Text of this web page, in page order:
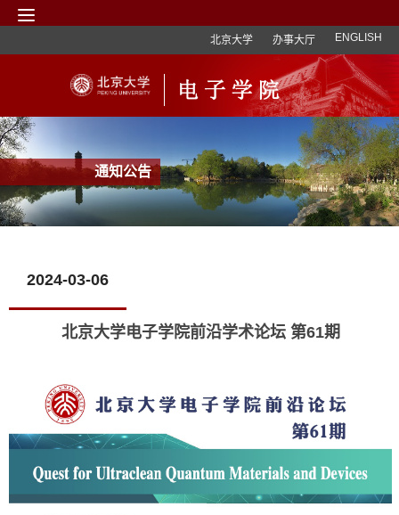
北京大学 办事大厅 ENGLISH
通知公告
2024-03-06
北京大学电子学院前沿学术论坛 第61期